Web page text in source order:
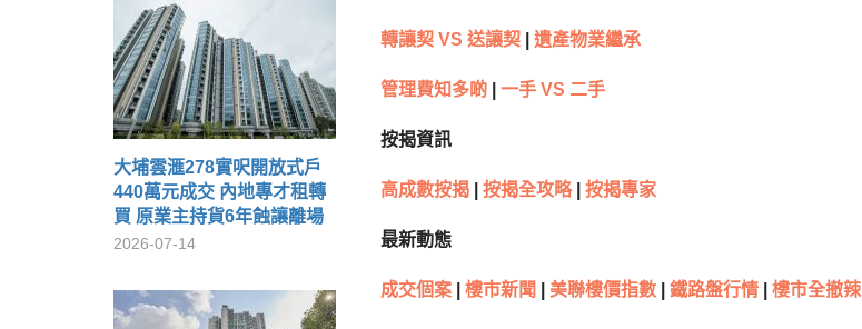
大埔雲滙278實呎開放式戶
440萬元成交 內地專才租轉
買 原業主持貨6年蝕讓離場
2026-07-14
轉讓契 VS 送讓契 遺產物業繼承
管理費知多啲 一手 VS 二手
按揭資訊
高成數按揭 按揭全攻略| 按揭專家
最新動態
成交個案 樓市新聞 美聯樓價指數 鐵路盤行情 樓市全撤辣